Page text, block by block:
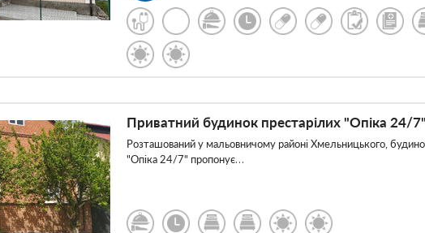
Приватний будинок престарілих "Опіка 24/7"
Розташований у мальовничому районі Хмельницького,
"Опіка 24/7" пропонує…